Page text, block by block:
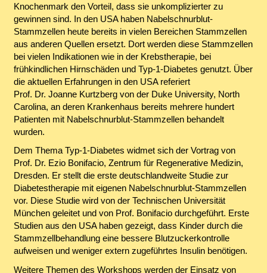
Knochenmark den Vorteil, dass sie unkomplizierter zu
gewinnen sind. In den USA haben Nabelschnurblut-
Stammzellen heute bereits in vielen Bereichen Stammzellen
aus anderen Quellen ersetzt. Dort werden diese Stammzellen
bei vielen Indikationen wie in der Krebstherapie, bei
frühkindlichen Hirnschäden und Typ-1-Diabetes genutzt. Über
die aktuellen Erfahrungen in den USA referiert
Prof. Dr. Joanne Kurtzberg von der Duke University, North
Carolina, an deren Krankenhaus bereits mehrere hundert
Patienten mit Nabelschnurblut-Stammzellen behandelt
wurden.
Dem Thema Typ-1-Diabetes widmet sich der Vortrag von
Prof. Dr. Ezio Bonifacio, Zentrum für Regenerative Medizin,
Dresden. Er stellt die erste deutschlandweite Studie zur
Diabetestherapie mit eigenen Nabelschnurblut-Stammzellen
vor. Diese Studie wird von der Technischen Universität
München geleitet und von Prof. Bonifacio durchgeführt. Erste
Studien aus den USA haben gezeigt, dass Kinder durch die
Stammzellbehandlung eine bessere Blutzuckerkontrolle
aufweisen und weniger extern zugeführtes Insulin benötigen.
Weitere Themen des Workshops werden der Einsatz von